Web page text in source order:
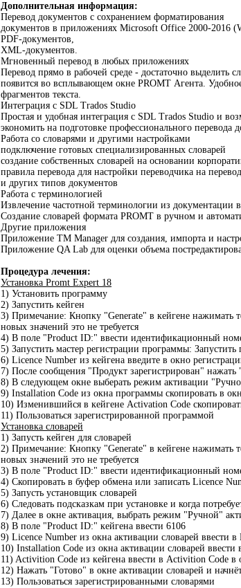
Дополнительная информация:
Перевод документов с сохранением форматирования
документов в приложениях Microsoft Office 2000-2016
PDF-документов,
XML-документов.
Мгновенный перевод в любых приложениях
Перевод прямо в рабочей среде - достаточно выделить
появится во всплывающем окне PROMT Агента.
фрагментов текста.
Интеграция с SDL Trados Studio
Простая и удобная интеграция с SDL Trados Studio и
экономить на подготовке профессионального
Работа со словарями и другими настройками
подключение готовых специализированных словарей
создание собственных словарей на основании
правила перевода для настройки переводчика на
и других типов документов
Работа с терминологией
Извлечение частотной терминологии из документации
Создание словарей формата PROMT в ручном и
Другие приложения
Приложение TM Manager для создания, импорта и
Приложение QA Lab для оценки объема
Процедура лечения:
Установка Promt Expert 18
1) Установить программу
2) Запустить кейген
3) Примечание: Кнопку "Generate" в кейгене нажимать
новых значений это не требуется
4) В поле "Product ID:" ввести идентификационный
5) Запустить мастер регистрации программы:
6) Licence Number из кейгена введите в окно
7) После сообщения "Продукт зарегистрирован" нажать
8) В следующем окне выберать режим активации
9) Installation Code из окна программы скопировать в
10) Изменившийся в кейгене Activation Code
11) Пользоваться зарегистрированной программой
Установка словарей
1) Запусть кейген для словарей
2) Примечание: Кнопку "Generate" в кейгене нажимать
новых значений это не требуется
3) В поле "Product ID:" ввести идентификационный
4) Скопировать в буфер обмена или записать Licence
5) Запусть установщик словарей
6) Следовать подсказкам при установке и когда
7) Далее в окне активация, выбрать режим "Ручной"
8) В поле "Product ID:" кейгена ввести 6106
9) Licence Number из окна активации словарей ввести в
10) Installation Code из окна активации словарей ввести
11) Activition Code из кейгена ввести в Activition Code в
12) Нажать "Готово" в окне активации словарей и
13) Пользоваться зарегистрированными словарями